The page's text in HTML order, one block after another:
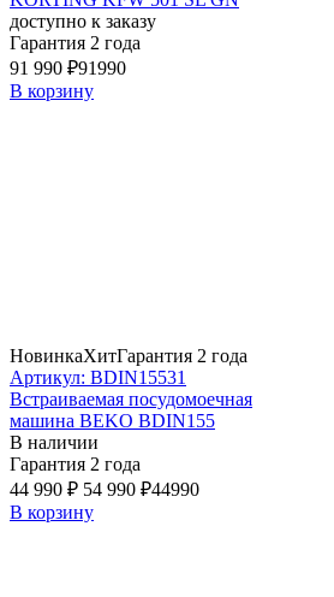
доступно к заказу
Гарантия 2 года
91 990 ₽91990
В корзину
НовинкаХитГарантия 2 года
Артикул: BDIN15531
Встраиваемая посудомоечная
машина BEKO BDIN155
В наличии
Гарантия 2 года
44 990 ₽ 54 990 ₽44990
В корзину